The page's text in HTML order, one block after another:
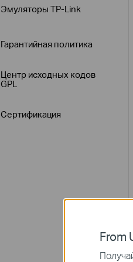
Эмуляторы TP-Link
Гарантийная политика
Центр исходных кодов
GPL
Сертификация
From